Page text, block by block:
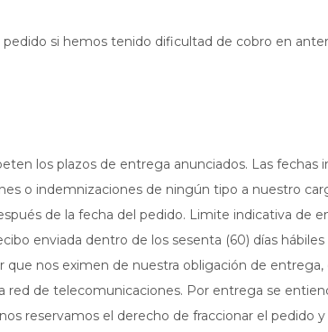
si hemos tenido dificultad de cobro en
los plazos de entrega anunciados. Las fechas
o indemnizaciones de ningún tipo a nuestro
de la fecha del pedido. Limite indicativa de
enviada dentro de los sesenta (60) días
nos eximen de nuestra obligación de
de telecomunicaciones. Por entrega se
reservamos el derecho de fraccionar el pedido